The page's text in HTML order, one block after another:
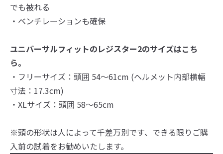
でも被れる
・ベンチレーションも確保
ユニバーサルフィットのレジスター2のサイズはこち
ら。
・フリーサイズ：頭囲 54～61cm (ヘルメット内部横幅
寸法：17.3cm)
・XLサイズ：頭囲 58～65cm
※頭の形状は人によって千差万別です、できる限りご購
入前の試着をお勧めいたします。